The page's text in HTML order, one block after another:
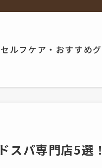
セルフケア・おすすめ
スパ専門店5選